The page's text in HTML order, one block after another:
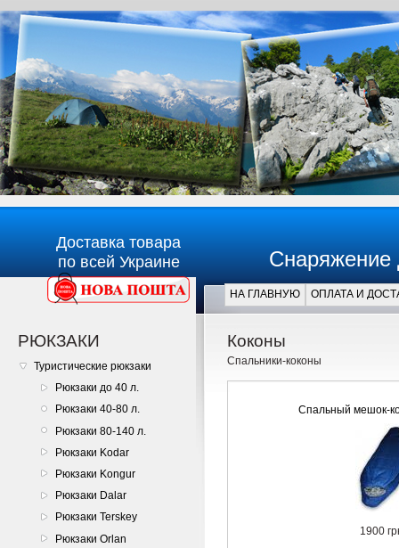
Доставка товара
по всей Украине
Снаряжение
НА ГЛАВНУЮ ОПЛАТА И
РЮКЗАКИ
Туристические рюкзаки
Рюкзаки до 40 л.
Рюкзаки 40-80 л.
Рюкзаки 80-140 л.
Рюкзаки Kodar
Рюкзаки Kongur
Рюкзаки Dalar
Рюкзаки Terskey
Рюкзаки Orlan
Главная
Коконы
Спальники-коконы
Спальный мешок-
1900